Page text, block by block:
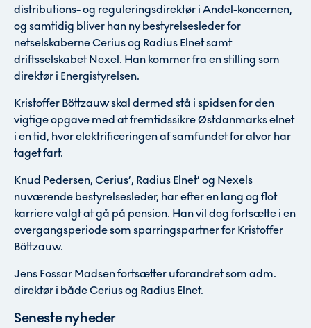
distributions- og reguleringsdirektør i Andel-koncernen,
og samtidig bliver han ny bestyrelsesleder for
netselskaberne Cerius og Radius Elnet samt
driftsselskabet Nexel. Han kommer fra en stilling som
direktør i Energistyrelsen.
Kristoffer Böttzauw skal dermed stå i spidsen for den
vigtige opgave med at fremtidssikre Østdanmarks elnet
i en tid, hvor elektrificeringen af samfundet for alvor har
taget fart.
Knud Pedersen, Cerius’, Radius Elnet’ og Nexels
nuværende bestyrelsesleder, har efter en lang og flot
karriere valgt at gå på pension. Han vil dog fortsætte i en
overgangsperiode som sparringspartner for Kristoffer
Böttzauw.
Jens Fossar Madsen fortsætter uforandret som adm.
direktør i både Cerius og Radius Elnet.
Seneste nyheder